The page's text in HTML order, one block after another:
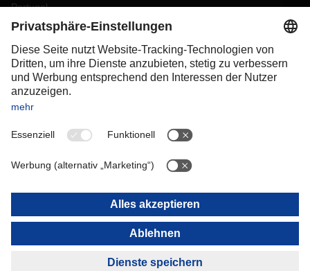
Portugal
Romania
Slovakia
Spain
Sweden
Switzerland
OCEANIA